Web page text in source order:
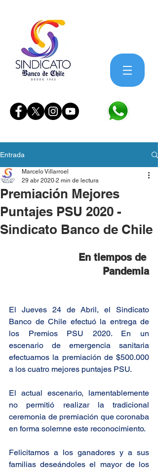
Entrada
Premiación Mejores
Puntajes PSU 2020 -
Sindicato Banco de Chile
Marcelo Villarroel
29 abr 2020 2 min de lectura
En tiempos de
Pandemia
El Jueves 24 de Abril, el Sindicato
Banco de Chile efectuó la entrega de
los Premios PSU 2020. En un
escenario de emergencia sanitaria
efectuamos la premiación de $500.000
a los cuatro mejores puntajes PSU.
El actual escenario, lamentablemente
no permitió realizar la tradicional
ceremonia de premiación que coronaba
en forma solemne este reconocimiento.
Felicitamos a los ganadores y a sus
familias deseándoles el mayor de los